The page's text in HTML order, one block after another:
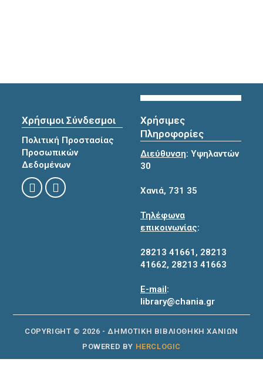
Χρήσιμοι Σύνδεσμοι
Πολιτική Προστασίας
Προσωπικών
Δεδομένων
Χρήσιμες
Πληροφορίες
Διεύθυνση: Υψηλαντών
30
Χανιά, 731 35
Τηλέφωνα
επικοινωνίας:
28213 41661 , 28213
41662, 28213 41663
E-mail:
library@chania.gr
COPYRIGHT © 2026 - ΔΗΜΟΤΙΚΗ ΒΙΒΛΙΟΘΗΚΗ ΧΑΝΙΩΝ
POWERED BY HERCLOGIC